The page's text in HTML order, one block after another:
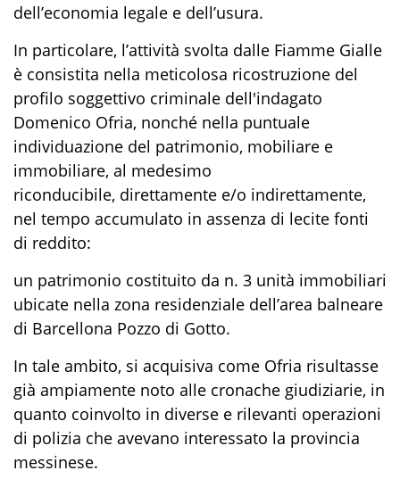
dell’economia legale e dell’usura.
In particolare, l’attività svolta dalle Fiamme Gialle
è consistita nella meticolosa ricostruzione del
profilo soggettivo criminale dell'indagato
Domenico Ofria, nonché nella puntuale
individuazione del patrimonio, mobiliare e
immobiliare, al medesimo
riconducibile, direttamente e/o indirettamente,
nel tempo accumulato in assenza di lecite fonti
di reddito:
un patrimonio costituito da n. 3 unità immobiliari
ubicate nella zona residenziale dell’area balneare
di Barcellona Pozzo di Gotto.
In tale ambito, si acquisiva come Ofria risultasse
già ampiamente noto alle cronache giudiziarie, in
quanto coinvolto in diverse e rilevanti operazioni
di polizia che avevano interessato la provincia
messinese.